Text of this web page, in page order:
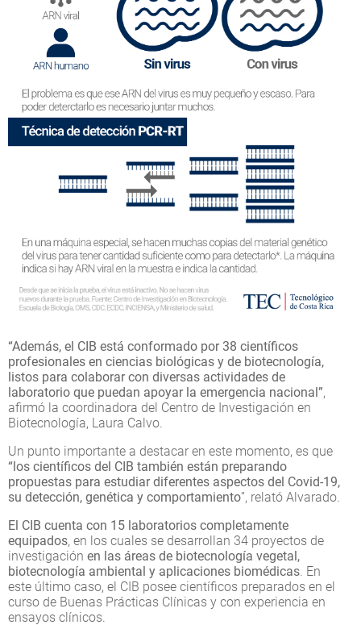
“Además, el CIB está conformado por 38 científicos
profesionales en ciencias biológicas y de biotecnología,
listos para colaborar con diversas actividades de
laboratorio que puedan apoyar la emergencia nacional”,
afirmó la coordinadora del Centro de Investigación en
Biotecnología, Laura Calvo.
Un punto importante a destacar en este momento, es que
“los científicos del CIB también están preparando
propuestas para estudiar diferentes aspectos del Covid-19,
su detección, genética y comportamiento”, relató Alvarado.
El CIB cuenta con 15 laboratorios completamente
equipados, en los cuales se desarrollan 34 proyectos de
investigación en las áreas de biotecnología vegetal,
biotecnología ambiental y aplicaciones biomédicas . En
este último caso, el CIB posee científicos preparados en el
curso de Buenas Prácticas Clínicas y con experiencia en
ensayos clínicos.